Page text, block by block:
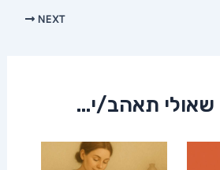
NEXT
תאהב/י...